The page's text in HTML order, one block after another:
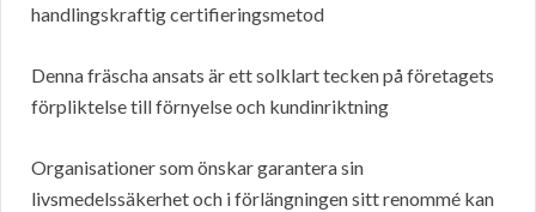
handlingskraftig certifieringsmetod
Denna fräscha ansats är ett solklart tecken på företagets
förpliktelse till förnyelse och kundinriktning
Organisationer som önskar garantera sin
livsmedelssäkerhet och i förlängningen sitt renommé kan